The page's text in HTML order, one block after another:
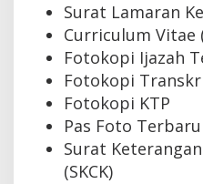
Surat Lamaran
Curriculum Vitae
Fotokopi Ijazah
Fotokopi
Fotokopi KTP
Pas Foto
Surat
(SKCK)